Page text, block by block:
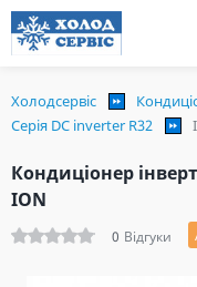
Холодсервіс
Серія DC inverter R32
Кондиціонер
ION
0 Відгуки